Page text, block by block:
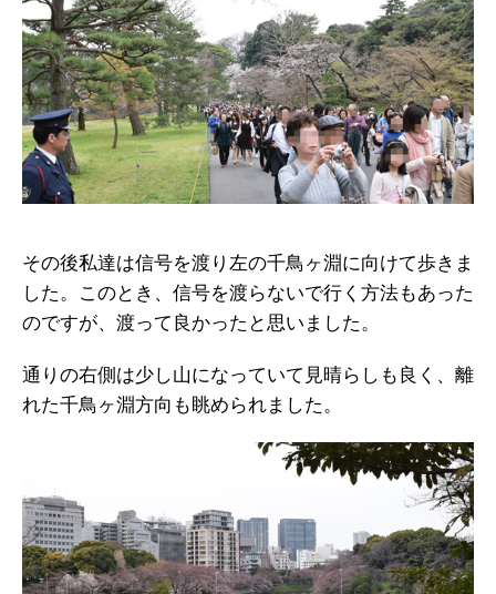
その後私達は信号を渡り左の千鳥ヶ淵に向けて歩きま
した。このとき、信号を渡らないで行く方法もあった
のですが、渡って良かったと思いました。
通りの右側は少し山になっていて見晴らしも良く、離
れた千鳥ヶ淵方向も眺められました。